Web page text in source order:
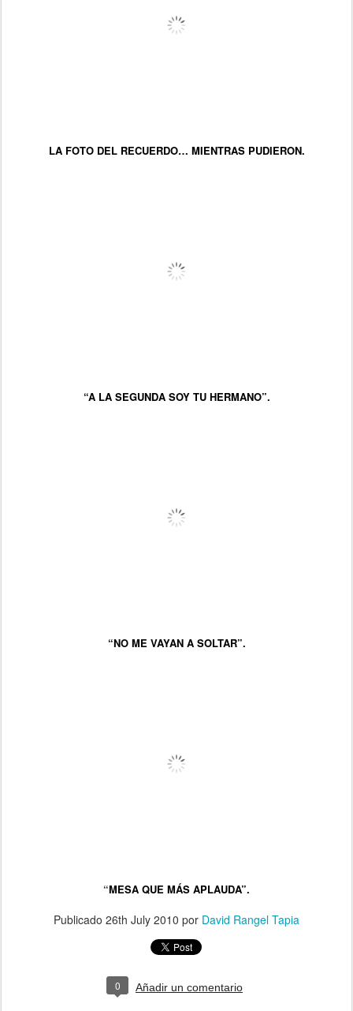
LA FOTO DEL RECUERDO… MIENTRAS PUDIERON.
“A LA SEGUNDA SOY TU HERMANO”.
“NO ME VAYAN A SOLTAR”.
“MESA QUE MÁS APLAUDA”.
Publicado 26th July 2010 por David Rangel Tapia
0 Añadir un comentario